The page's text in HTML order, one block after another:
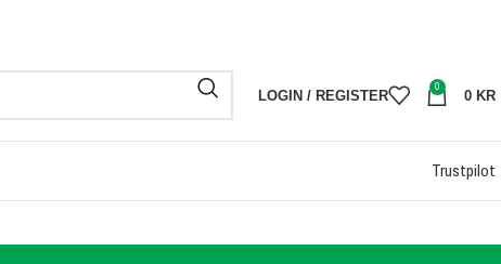
LOGIN / REGISTER
0
0 KR
Trustpilot